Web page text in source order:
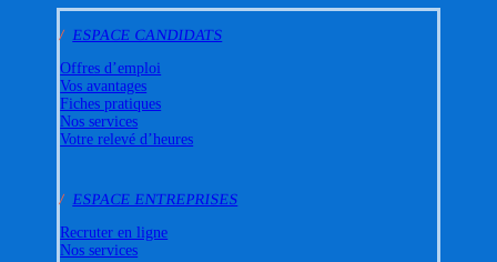
/ ESPACE CANDIDATS
Offres d’emploi
Vos avantages
Fiches pratiques
Nos services
Votre relevé d’heures
/ ESPACE ENTREPRISES
Recruter en ligne
Nos services